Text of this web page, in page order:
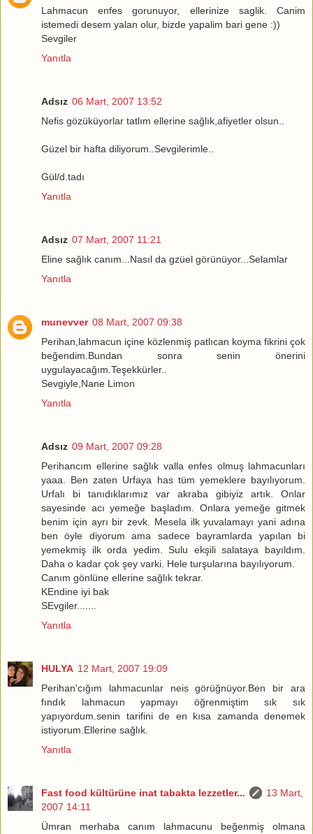
Lahmacun enfes gorunuyor, ellerinize saglik. Canim
istemedi desem yalan olur, bizde yapalim bari gene :))
Sevgiler
Yanıtla
Adsız 06 Mart, 2007 13:52
Nefis gözüküyorlar tatlım ellerine sağlık,afiyetler olsun..
Güzel bir hafta diliyorum..Sevgilerimle..
Gül/d.tadı
Yanıtla
Adsız 07 Mart, 2007 11:21
Eline sağlık canım...Nasıl da gzüel görünüyor...Selamlar
Yanıtla
munevver 08 Mart, 2007 09:38
Perihan,lahmacun içine közlenmiş patlıcan koyma fikrini çok
beğendim.Bundan sonra senin önerini
uygulayacağım.Teşekkürler..
Sevgiyle,Nane Limon
Yanıtla
Adsız 09 Mart, 2007 09:28
Perihancım ellerine sağlık valla enfes olmuş lahmacunları
yaaa. Ben zaten Urfaya has tüm yemeklere bayılıyorum.
Urfalı bi tanıdıklarımız var akraba gibiyiz artık. Onlar
sayesinde acı yemeğe başladım. Onlara yemeğe gitmek
benim için ayrı bir zevk. Mesela ilk yuvalamayı yani adına
ben öyle diyorum ama sadece bayramlarda yapılan bi
yemekmiş ilk orda yedim. Sulu ekşili salataya bayıldım.
Daha o kadar çok şey varki. Hele turşularına bayılıyorum.
Canım gönlüne ellerine sağlık tekrar.
KEndine iyi bak
SEvgiler.......
Yanıtla
HULYA 12 Mart, 2007 19:09
Perihan'cığım lahmacunlar neis görüğnüyor.Ben bir ara
fındık lahmacun yapmayı öğrenmiştim sık sık
yapıyordum.senin tarifini de en kısa zamanda denemek
istiyorum.Ellerine sağlık.
Yanıtla
Fast food kültürüne inat tabakta lezzetler...
13 Mart,
2007 14:11
Ümran merhaba canım lahmacunu beğenmiş olmana